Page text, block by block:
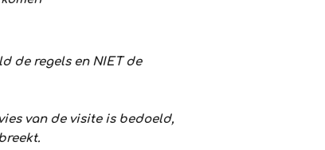
de regels en NIET de
van de visiteis bedoeld,